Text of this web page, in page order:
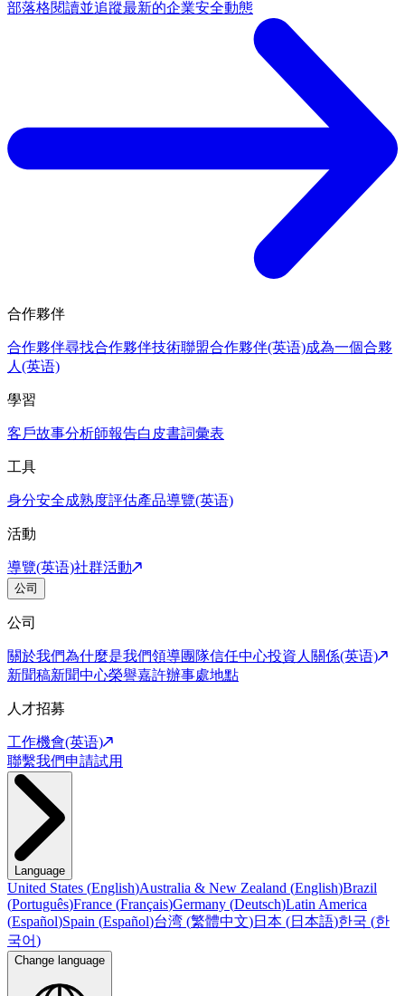
部落格閱讀並追蹤最新的企業安全動態
合作夥伴
合作夥伴尋找合作夥伴技術聯盟合作夥伴(英语)成為一個合夥
人(英语)
學習
客戶故事分析師報告白皮書詞彙表
工具
身分安全成熟度評估產品導覽(英语)
活動
導覽(英语)社群活動
公司
公司
關於我們為什麼是我們領導團隊信任中心投資人關係(英语)
新聞稿新聞中心榮譽嘉許辦事處地點
人才招募
工作機會(英语)
聯繫我們申請試用
Language
United States (English)Australia & New Zealand (English)Brazil
(Português)France (Français)Germany (Deutsch)Latin America
(Español)Spain (Español)台湾 (繁體中文)日本 (日本語)한국 (한
국어)
Change language